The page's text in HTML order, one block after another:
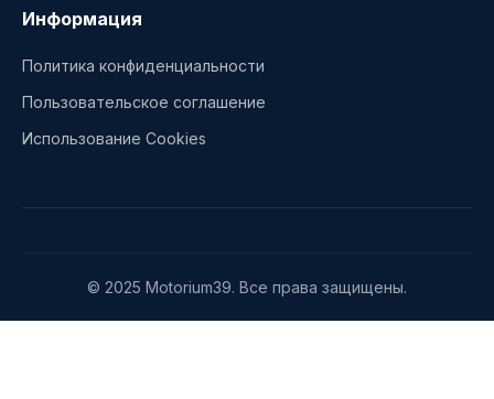
Информация
Политика конфиденциальности
Пользовательское соглашение
Использование Cookies
© 2025 Motorium39. Все права защищены.